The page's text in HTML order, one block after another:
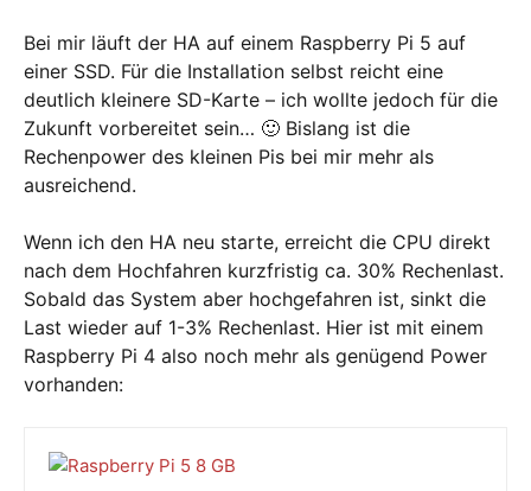
Bei mir läuft der HA auf einem Raspberry Pi 5 auf
einer SSD. Für die Installation selbst reicht eine
deutlich kleinere SD-Karte – ich wollte jedoch für die
Zukunft vorbereitet sein… 🙂 Bislang ist die
Rechenpower des kleinen Pis bei mir mehr als
ausreichend.
Wenn ich den HA neu starte, erreicht die CPU direkt
nach dem Hochfahren kurzfristig ca. 30% Rechenlast.
Sobald das System aber hochgefahren ist, sinkt die
Last wieder auf 1-3% Rechenlast. Hier ist mit einem
Raspberry Pi 4 also noch mehr als genügend Power
vorhanden: